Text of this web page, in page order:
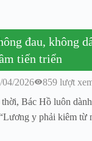
đau, không
tiến triển
04/2026
859 lượt
thời, Bác Hồ luôn
y phải kiêm từ